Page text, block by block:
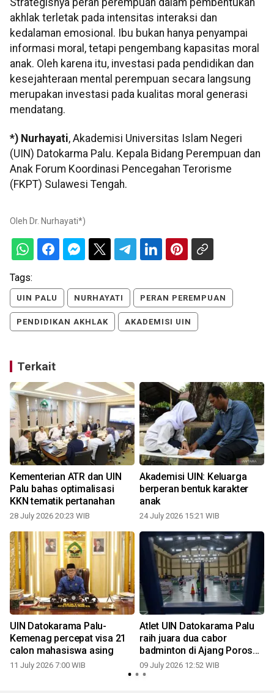
akhlak terletak pada intensitas interaksi dan
kedalaman emosional. Ibu bukan hanya penyampai
informasi moral, tetapi pengembang kapasitas moral
anak. Oleh karena itu, investasi pada pendidikan dan
kesejahteraan mental perempuan secara langsung
merupakan investasi pada kualitas moral generasi
mendatang.
*) Nurhayati, Akademisi Universitas Islam Negeri
(UIN) Datokarma Palu. Kepala Bidang Perempuan dan
Anak Forum Koordinasi Pencegahan Terorisme
(FKPT) Sulawesi Tengah.
Oleh Dr. Nurhayati*)
Tags:
UIN PALU NURHAYATI PERAN PEREMPUAN
PENDIDIKAN AKHLAK AKADEMISI UIN
Terkait
Kementerian ATR dan UIN
Palu bahas optimalisasi
KKN tematik pertanahan
28 July 2026 20:23 WIB
Akademisi UIN: Keluarga
berperan bentuk karakter
anak
24 July 2026 15:21 WIB
UIN Datokarama Palu-
Kemenag percepat visa 21
calon mahasiswa asing
11 July 2026 7:00 WIB
Atlet UIN Datokarama Palu
raih juara dua cabor
badminton di Ajang Poros
Intim IV
09 July 2026 12:52 WIB